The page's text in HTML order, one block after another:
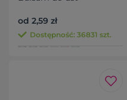
od 2,59 zł
Dostępność: 36831 szt.